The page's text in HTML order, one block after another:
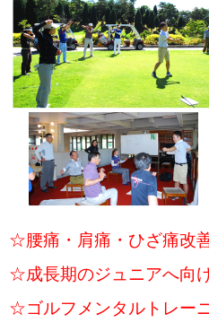
☆腰痛・肩痛・ひざ痛改
☆成長期のジュニアへ向
☆ゴルフメンタルトレーニ